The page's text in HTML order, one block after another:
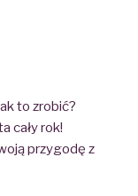
to zrobić?
cały rok!
przygodę z